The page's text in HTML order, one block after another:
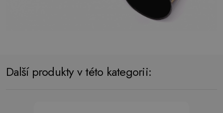
Další produkty v této kategorii: